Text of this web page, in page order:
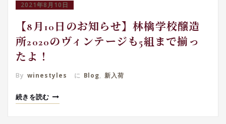
2021年8月10日
【8月10日のお知らせ】林檎学校醸造
所2020のヴィンテージも5組まで揃っ
たよ！
By winestyles に Blog, 新入荷
続きを読む